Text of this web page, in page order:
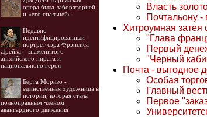
опера была лабораторией
и «его спальней»
Недавно
идентифицированный
портрет сэра Фрэнсиса
Дрейка – знаменитого
английского пирата и
национального героя
Берта Моризо -
единственная художница в
истории, которая стала
полноправным членом
авангардного движения
Власть
Почтальону
Хитроумная затея
"Глава
Первый
"Черный
Почта - выгодное
Особая
Главный
Первое